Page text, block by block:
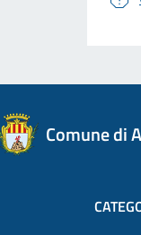
Comune di